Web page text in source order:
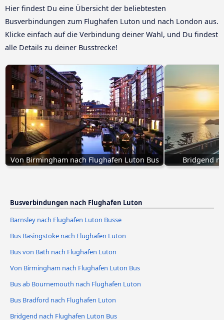
Hier findest Du eine Übersicht der beliebtesten
Busverbindungen zum Flughafen Luton und nach London aus.
Klicke einfach auf die Verbindung deiner Wahl, und Du findest
alle Details zu deiner Busstrecke!
Von Birmingham nach Flughafen Luton Bus Bridgend
Busverbindungen nach Flughafen Luton
Barnsley nach Flughafen Luton Busse
Bus Basingstoke nach Flughafen Luton
Bus von Bath nach Flughafen Luton
Von Birmingham nach Flughafen Luton Bus
Bus ab Bournemouth nach Flughafen Luton
Bus Bradford nach Flughafen Luton
Bridgend nach Flughafen Luton Bus